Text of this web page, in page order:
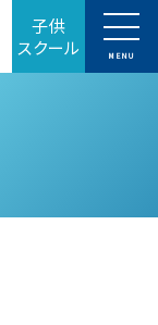
子供
スクール MENU